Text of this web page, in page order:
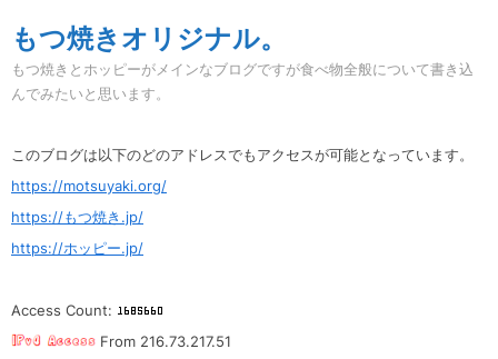
to
content
もつ焼きオリジナル。
もつ焼きとホッピーがメインなブログですが食べ物全般について書き込
んでみたいと思います。
このブログは以下のどのアドレスでもアクセスが可能となっています。
https://motsuyaki.org/
https://もつ焼き.jp/
https://ホッピー.jp/
Access Count:
From 216.73.217.51